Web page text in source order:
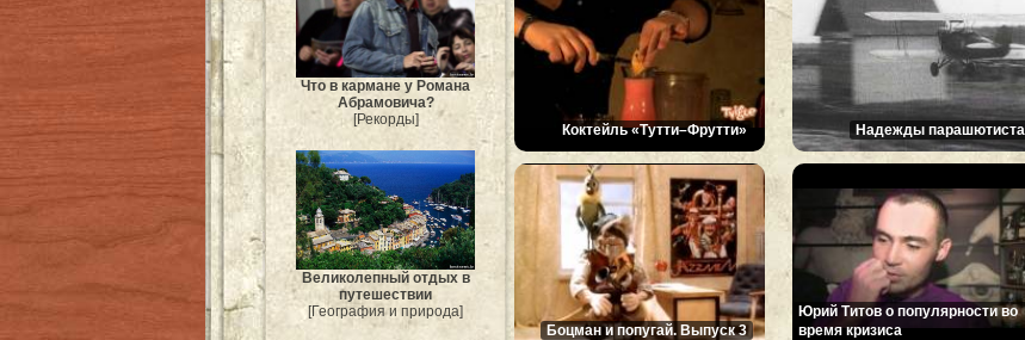
Что в кармане у Романа
Абрамовича?
[Рекорды]
Великолепный отдых в
путешествии
[География и природа]
Коктейль «Тутти–Фрутти» Надежды парашютиста
Боцман и попугай. Выпуск 3
Юрий Титов о популярности во
время кризиса